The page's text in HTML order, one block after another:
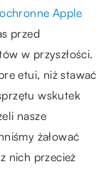
ochronne Apple
przed
w przyszłości.
etui, niż stawać
wskutek
nasze
żałować
nich przecież